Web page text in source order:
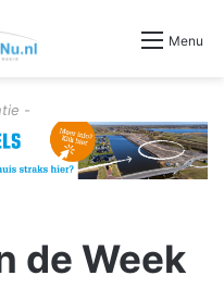
Menu
-
de Week